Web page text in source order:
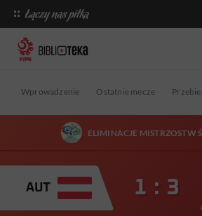
Wprowadzenie Ostatnie mecze
ELIMINACJE MISTRZOSTW
AUT 1 : 3